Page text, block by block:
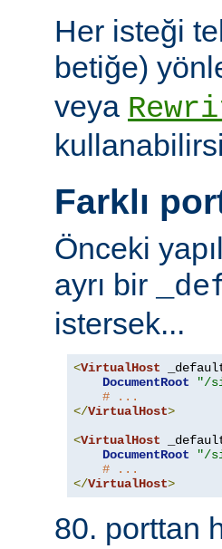
Her isteği
betiğe)
veya
Farklı
Önceki
ayrı bir
istersek...
<VirtualHost
DocumentRoot
"/
# ...
</VirtualHost>
<VirtualHost
DocumentRoot
"/
# ...
</VirtualHost>
80. porttan